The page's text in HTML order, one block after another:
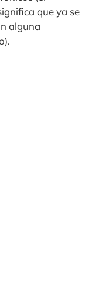
que ya se
alguna